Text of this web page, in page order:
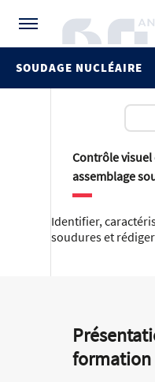
SOUDAGE NUCLÉAIRE
Contrôle
assemblage
Identifier,
soudures et
formation